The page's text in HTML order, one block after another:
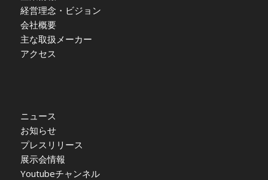
経営理念・ビジョン
会社概要
主な取扱メーカー
アクセス
ニュース
お知らせ
プレスリリース
展示会情報
Youtubeチャンネル